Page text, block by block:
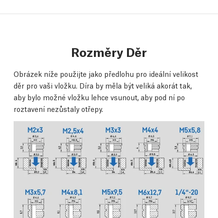
Rozměry Děr
Obrázek níže použijte jako předlohu pro ideální velikost
děr pro vaši vložku. Díra by měla být veliká akorát tak,
aby bylo možné vložku lehce vsunout, aby pod ní po
roztavení nezůstaly otřepy.